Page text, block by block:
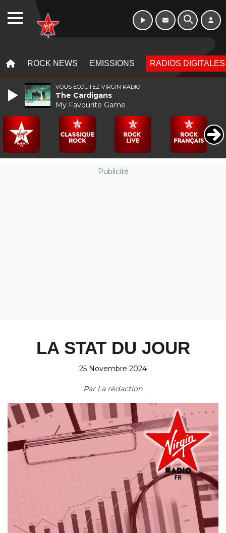
ROCK NEWS EMISSIONS RADIOS DIGITALES
Publicité
LA STAT DU JOUR
25 Novembre 2024
Par La rédaction
VOUS ÉCOUTEZ VIRGIN RADIO
The Cardigans
My Favourite Game
WEBRADIO